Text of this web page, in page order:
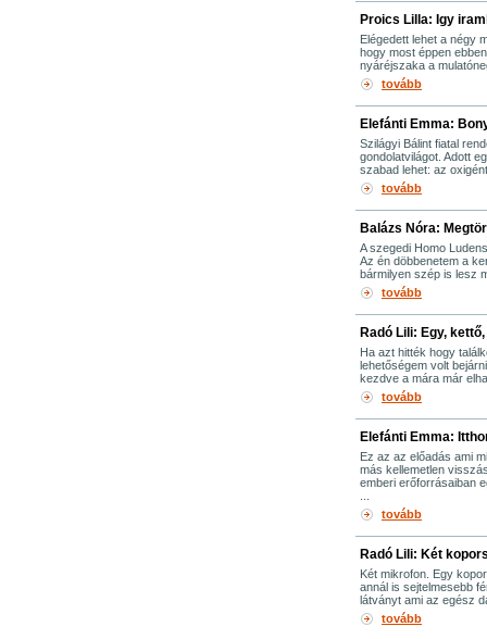
Proics Lilla: Igy
Elégedett lehet a négy
hogy most éppen
nyáréjszaka a
tovább
Elefánti Emma:
Szilágyi Bálint fiatal
gondolatvilágot. Adott
szabad lehet: az
tovább
Balázs Nóra:
A szegedi Homo
Az én döbbenetem a
bármilyen szép is lesz
tovább
Radó Lili: Egy,
Ha azt hitték hogy
lehetőségem volt
kezdve a mára már
tovább
Elefánti Emma:
Ez az az előadás ami
más kellemetlen
emberi erőforrásaiban
tovább
Radó Lili: Két
Két mikrofon. Egy
annál is sejtelmesebb
látványt ami az egész
tovább